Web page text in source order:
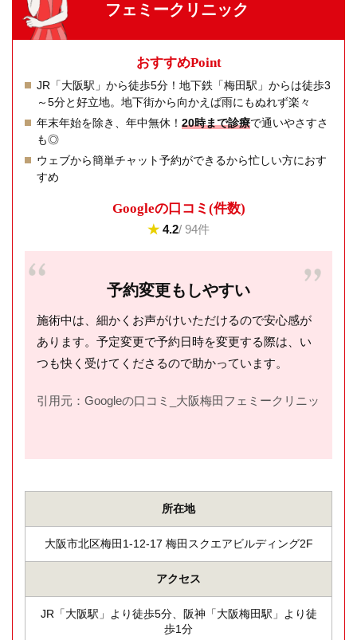
フェミークリニック
おすすめPoint
JR「大阪駅」から徒歩5分！地下鉄「梅田駅」からは徒歩3
～5分と好立地。地下街から向かえば雨にもぬれず楽々
年末年始を除き、年中無休！ 20時まで診療で通いやさすさ
も◎
ウェブから簡単チャット予約ができるから忙しい方におす
すめ
Googleの⼝コミ(件数)
★ 4.2/ 94件
予約変更もしやすい
施術中は、細かくお声がけいただけるので安心感が
あります。予定変更で予約日時を変更する際は、い
つも快く受けてくださるので助かっています。
引用元：Googleの口コミ_大阪梅田フェミークリニック(
所在地
大阪市北区梅田1-12-17 梅田スクエアビルディング2F
アクセス
JR「大阪駅」より徒歩5分、阪神「大阪梅田駅」より徒
歩1分